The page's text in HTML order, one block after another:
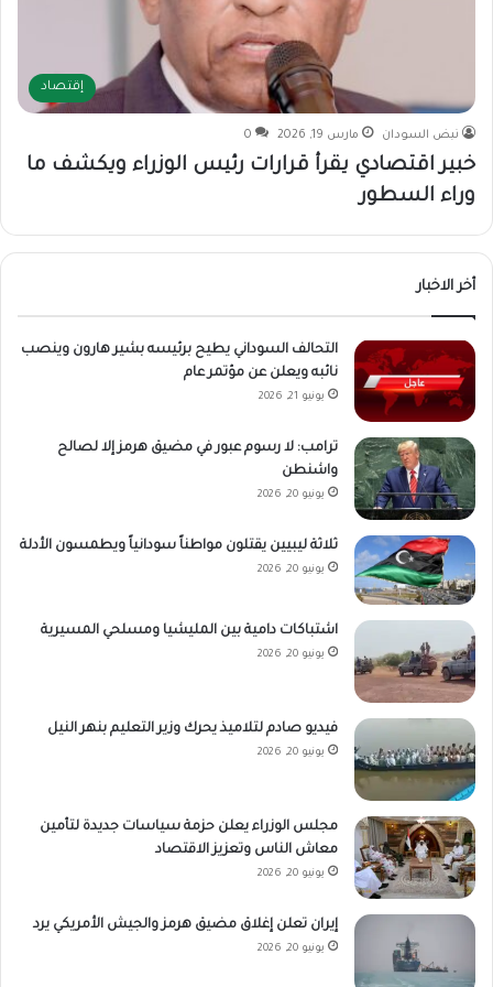
إقتصاد
نبض السودان مارس 19, 2026 0
خبير اقتصادي يقرأ قرارات رئيس الوزراء ويكشف ما
وراء السطور
أخر الاخبار
التحالف السوداني يطيح برئيسه بشير هارون وينصب
نائبه ويعلن عن مؤتمر عام
يونيو 21, 2026
ترامب: لا رسوم عبور في مضيق هرمز إلا لصالح
واشنطن
يونيو 20, 2026
ثلاثة ليبيين يقتلون مواطناً سودانياً ويطمسون الأدلة
يونيو 20, 2026
اشتباكات دامية بين المليشيا ومسلحي المسيرية
يونيو 20, 2026
فيديو صادم لتلاميذ يحرك وزير التعليم بنهر النيل
يونيو 20, 2026
مجلس الوزراء يعلن حزمة سياسات جديدة لتأمين
معاش الناس وتعزيز الاقتصاد
يونيو 20, 2026
إيران تعلن إغلاق مضيق هرمز والجيش الأمريكي يرد
يونيو 20, 2026